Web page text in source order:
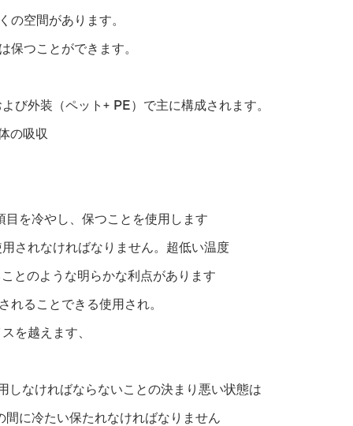
の空間があります。
つことができます。
び外装（ペット+ PE）で主に構成されます。
の吸収
を冷やし、保つことを使用します
されなければなりません。超低い温度
とのような明らかな利点があります
ることできる使用され。
を越えます、
なければならないことの決まり悪い状態は
に冷たい保たれなければなりません